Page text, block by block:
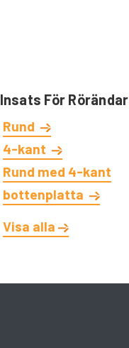
Insats För Rörändar
Rund
4-kant
Rund med 4-kant
bottenplatta
Visa alla